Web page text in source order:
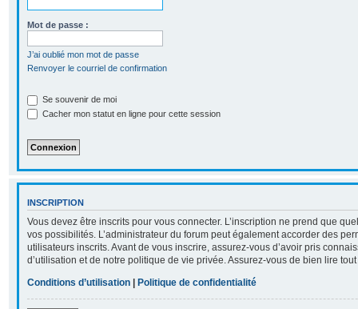
Mot de passe :
J’ai oublié mon mot de passe
Renvoyer le courriel de confirmation
Se souvenir de moi
Cacher mon statut en ligne pour cette session
INSCRIPTION
Vous devez être inscrits pour vous connecter. L’inscription ne prend que
vos possibilités. L’administrateur du forum peut également accorder des
utilisateurs inscrits. Avant de vous inscrire, assurez-vous d’avoir pris
d’utilisation et de notre politique de vie privée. Assurez-vous de bien lire
Conditions d’utilisation | Politique de confidentialité